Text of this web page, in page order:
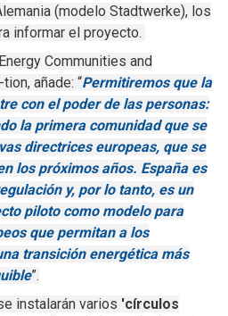
(modelo Stadtwerke), los
informar el proyecto.
Communities and
añade: “Permitiremos que la
con el poder de las personas:
la primera comunidad que se
directrices europeas, que se
los próximos años. España es
y, por lo tanto, es un
piloto como modelo para
que permitan a los
transición energética más
”.
instalarán varios 'círculos